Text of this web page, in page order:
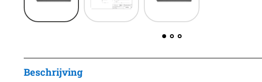
Beschrijving